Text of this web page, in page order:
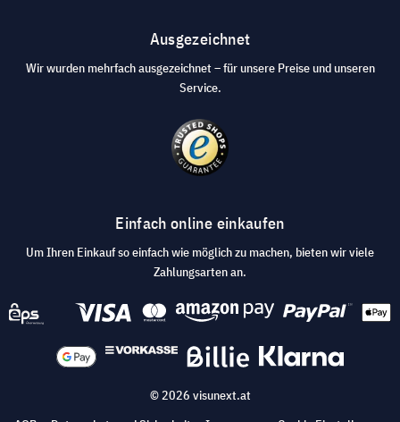
Ausgezeichnet
Wir wurden mehrfach ausgezeichnet – für unsere Preise und unseren
Service.
Einfach online einkaufen
Um Ihren Einkauf so einfach wie möglich zu machen, bieten wir viele
Zahlungsarten an.
© 2026 visunext.at